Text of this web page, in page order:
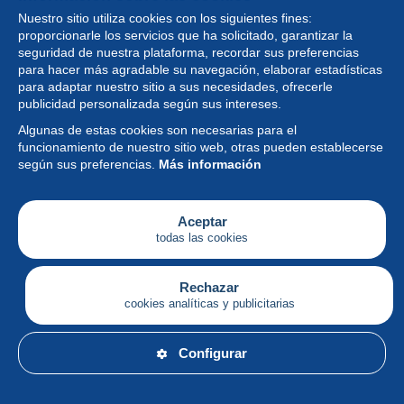
Nuestro sitio utiliza cookies con los siguientes fines:
proporcionarle los servicios que ha solicitado, garantizar la
seguridad de nuestra plataforma, recordar sus preferencias
para hacer más agradable su navegación, elaborar estadísticas
para adaptar nuestro sitio a sus necesidades, ofrecerle
publicidad personalizada según sus intereses.
Algunas de estas cookies son necesarias para el
funcionamiento de nuestro sitio web, otras pueden establecerse
según sus preferencias. Más información
Aceptar
todas las cookies
Rechazar
cookies analíticas y publicitarias
Configurar
Colección
Noticias
Funcionalidad
Empresa
Servicios
Escribir
Español